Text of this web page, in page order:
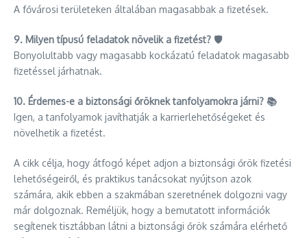
A fővárosi területeken általában magasabbak a fizetések.
9. Milyen típusú feladatok növelik a fizetést? 🛡️
Bonyolultabb vagy magasabb kockázatú feladatok magasabb
fizetéssel járhatnak.
10. Érdemes-e a biztonsági őröknek tanfolyamokra járni? 📚
Igen, a tanfolyamok javíthatják a karrierlehetőségeket és
növelhetik a fizetést.
A cikk célja, hogy átfogó képet adjon a biztonsági őrök fizetési
lehetőségeiről, és praktikus tanácsokat nyújtson azok
számára, akik ebben a szakmában szeretnének dolgozni vagy
már dolgoznak. Reméljük, hogy a bemutatott információk
segítenek tisztábban látni a biztonsági őrök számára elérhető